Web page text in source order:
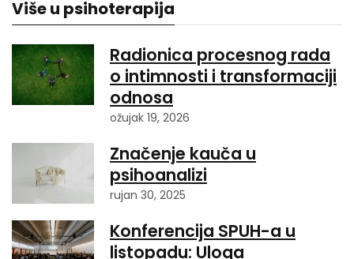
Više u psihoterapija
Radionica procesnog rada
o intimnosti i transformaciji
odnosa
ožujak 19, 2026
Značenje kauča u
psihoanalizi
rujan 30, 2025
Konferencija SPUH-a u
listopadu: Uloga